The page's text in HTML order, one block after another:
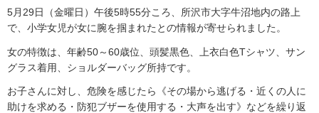
5月29日（金曜日）午後5時55分ころ、所沢市大字牛沼地内の路上
で、小学女児が女に腕を掴まれたとの情報が寄せられました。
女の特徴は、年齢50～60歳位、頭髪黒色、上衣白色Tシャツ、サン
グラス着用、ショルダーバッグ所持です。
お子さんに対し、危険を感じたら《その場から逃げる・近くの人に
助けを求める・防犯ブザーを使用する・大声を出す》などを繰り返